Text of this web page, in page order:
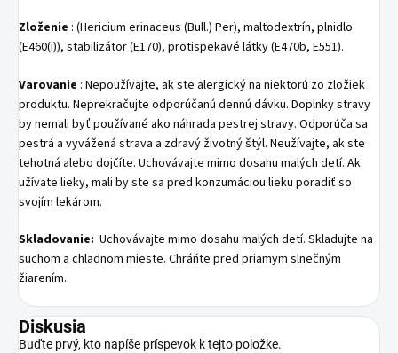
Zloženie : (Hericium erinaceus (Bull.) Per), maltodextrín, plnidlo
(E460(i)), stabilizátor (E170), protispekavé látky (E470b, E551).
Varovanie : Nepoužívajte, ak ste alergický na niektorú zo zložiek
produktu. Neprekračujte odporúčanú dennú dávku. Doplnky stravy
by nemali byť používané ako náhrada pestrej stravy. Odporúča sa
pestrá a vyvážená strava a zdravý životný štýl. Neužívajte, ak ste
tehotná alebo dojčíte. Uchovávajte mimo dosahu malých detí. Ak
užívate lieky, mali by ste sa pred konzumáciou lieku poradiť so
svojím lekárom.
Skladovanie: Uchovávajte mimo dosahu malých detí. Skladujte na
suchom a chladnom mieste. Chráňte pred priamym slnečným
žiarením.
Diskusia
Buďte prvý, kto napíše príspevok k tejto položke.